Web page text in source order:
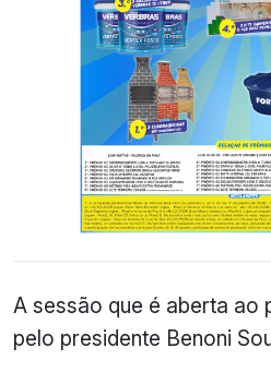
A sessão que é aberta ao
pelo presidente Benoni